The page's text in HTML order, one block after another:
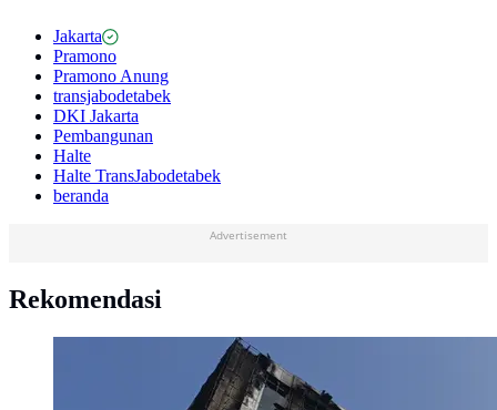
Jakarta
Pramono
Pramono Anung
transjabodetabek
DKI Jakarta
Pembangunan
Halte
Halte TransJabodetabek
beranda
Advertisement
Rekomendasi